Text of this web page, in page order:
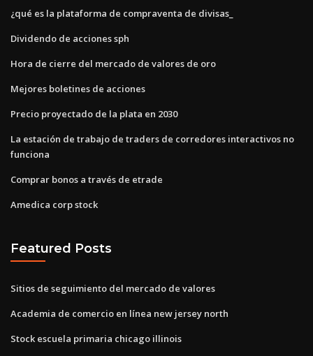
¿qué es la plataforma de compraventa de divisas_
Dividendo de acciones sph
Hora de cierre del mercado de valores de oro
Mejores boletines de acciones
Precio proyectado de la plata en 2030
La estación de trabajo de traders de corredores interactivos no
funciona
Comprar bonos a través de etrade
Amedica corp stock
Featured Posts
Sitios de seguimiento del mercado de valores
Academia de comercio en línea new jersey north
Stock escuela primaria chicago illinois